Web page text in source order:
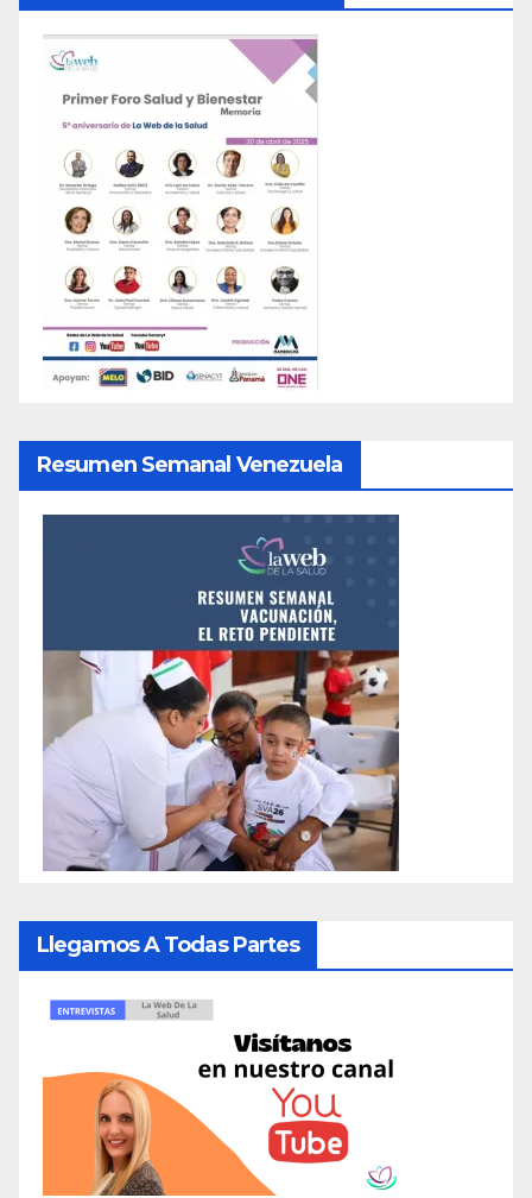
Resumen Semanal Venezuela
Llegamos A Todas Partes